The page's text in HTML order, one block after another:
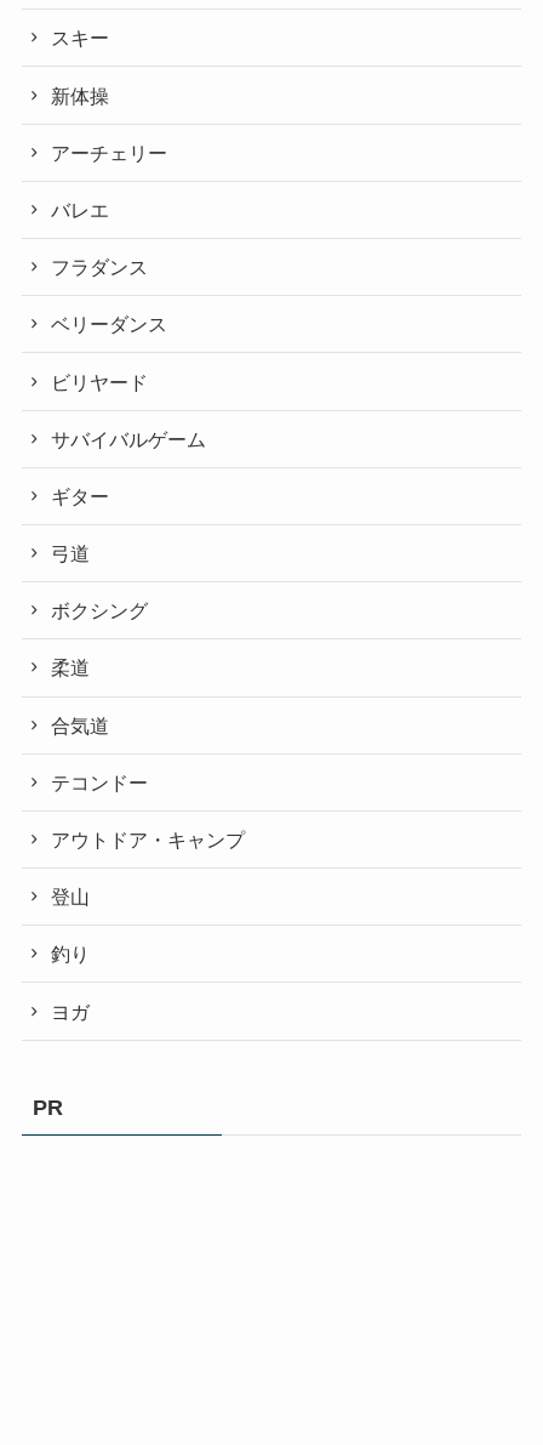
スキー
新体操
アーチェリー
バレエ
フラダンス
ベリーダンス
ビリヤード
サバイバルゲーム
ギター
弓道
ボクシング
柔道
合気道
テコンドー
アウトドア・キャンプ
登山
釣り
ヨガ
PR